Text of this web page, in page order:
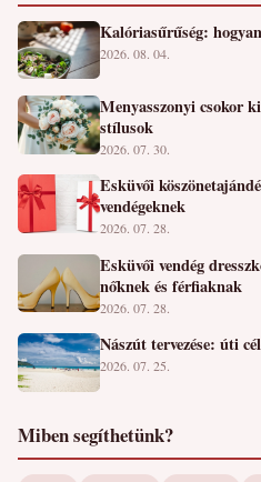
Kalóriasűrűség:
2026. 08. 04.
Menyasszonyi csokor
stílusok
2026. 07. 30.
Esküvői
vendégeknek
2026. 07. 28.
Esküvői vendég
nőknek és férfiaknak
2026. 07. 28.
Nászút tervezése: úti
2026. 07. 25.
Miben segíthetünk?